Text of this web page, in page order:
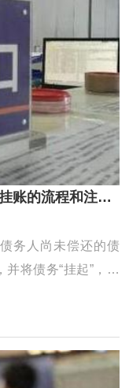
沧州停息挂账怎么办理？办理停息挂账的流程和注意事项有哪些？
务人尚未偿还的债
将债务“挂起”，直
欠款时的一种临时
以便能在一定期限
的程 ...